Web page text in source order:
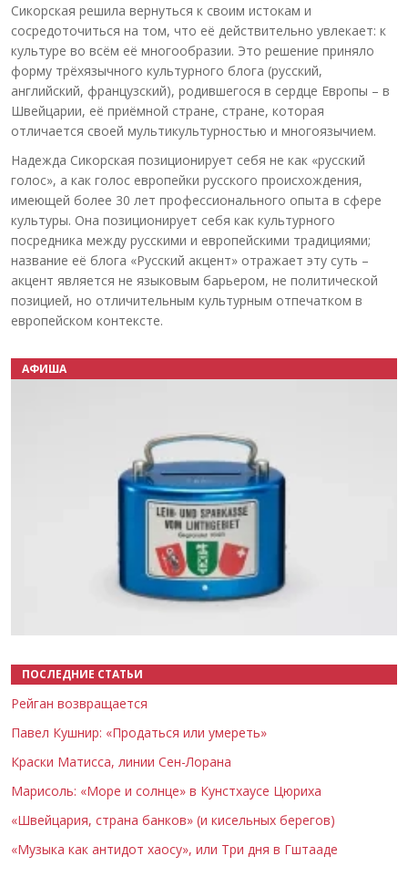
Сикорская решила вернуться к своим истокам и
сосредоточиться на том, что её действительно увлекает: к
культуре во всём её многообразии. Это решение приняло
форму трёхязычного культурного блога (русский,
английский, французский), родившегося в сердце Европы – в
Швейцарии, её приёмной стране, стране, которая
отличается своей мультикультурностью и многоязычием.
Надежда Сикорская позиционирует себя не как «русский
голос», а как голос европейки русского происхождения,
имеющей более 30 лет профессионального опыта в сфере
культуры. Она позиционирует себя как культурного
посредника между русскими и европейскими традициями;
название её блога «Русский акцент» отражает эту суть –
акцент является не языковым барьером, не политической
позицией, но отличительным культурным отпечатком в
европейском контексте.
АФИША
ПОСЛЕДНИЕ СТАТЬИ
Рейган возвращается
Павел Кушнир: «Продаться или умереть»
Краски Матисса, линии Сен-Лорана
Марисоль: «Море и солнце» в Кунстхаусе Цюриха
«Швейцария, страна банков» (и кисельных берегов)
«Музыка как антидот хаосу», или Три дня в Гштааде